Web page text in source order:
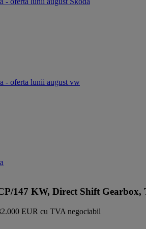
147 KW, Direct Shift Gearbox,
EUR cu TVA negociabil